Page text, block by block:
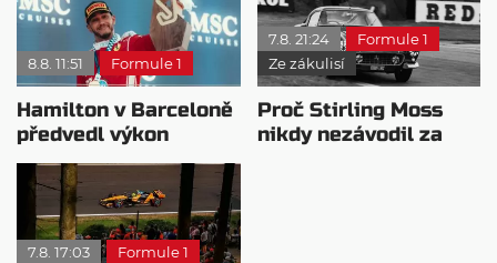
8.8. 11:51 Formule 1
Hamilton v Barceloně
předvedl výkon
pravého šampiona
7.8. 21:24
Formule 1
Ze zákulisí
Proč Stirling Moss
nikdy nezávodil za
7.8. 17:03 Formule 1